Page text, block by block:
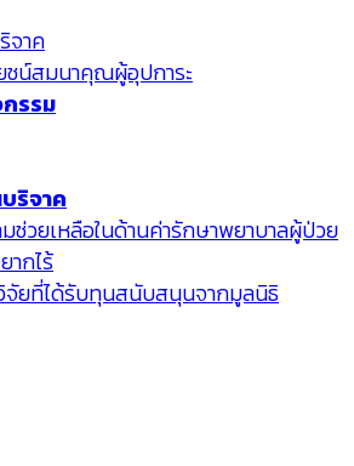
จาค
ชน์สมนาคุณผู้อุปการะ
รรม
ริจาค
มช่วยเหลือในด้านค่ารักษาพยาบาลผู้ป่วย
ากไร้
จัยที่ได้รับทุนสนับสนุนจากมูลนิธิ